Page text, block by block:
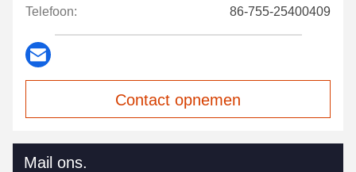
Telefoon: 86-755-25400409
Contact opnemen
Mail ons.